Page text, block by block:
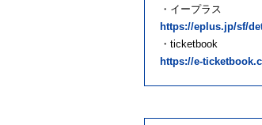
・イープラス
https://eplus.jp/sf/
・ticketbook
https://e-